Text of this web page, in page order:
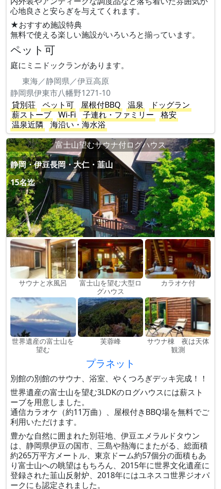
心地良さと安らぎを与えてくれます。
★おすすめ施設特典
無料で使える楽しい施設がいろいろと揃っています。
ペット可
庭にミニドックランがあります。
東海／静岡県／伊豆高原
静岡県伊東市八幡野1271-10
貸別荘
ペット可 屋根付BBQ 温泉
ドッグラン
薪ストーブ
Wi-Fi 子連れ・ファミリー
格安
温泉近隣
海沿い・海水浴
富士山望むサウナ付ログハウス
静岡・伊豆長岡・大仁・韮山
15名迄
サウナと水風呂
富士山を望む大型ロ
グハウス
カラオケ付
世界遺産の富士山を
望む
芙蓉峰
サウナ棟 夜は天体
観測
プラネット
別館の別館のサウナ、浴室、やくつろぎデッキ完成！！
世界遺産の富士山を望む3LDKのログハウスには薪スト
ーブを用意しました。
通信カラオケ（約11万曲）、屋根付きBBQ場を無料でご
利用いただけます。
豊かな自然に囲まれた別荘地、伊豆エメラルドタウン
は、静岡県伊豆の国市、三島や熱海にまたがる、総面積
約265万平方メートル、東京ドーム約57個分の面積もあ
り富士山への眺望はもちろん、2015年に世界文化遺産に
登録された韮山反射炉、2018年にはユネスコ世界ジオパ
ークにも認定されました。